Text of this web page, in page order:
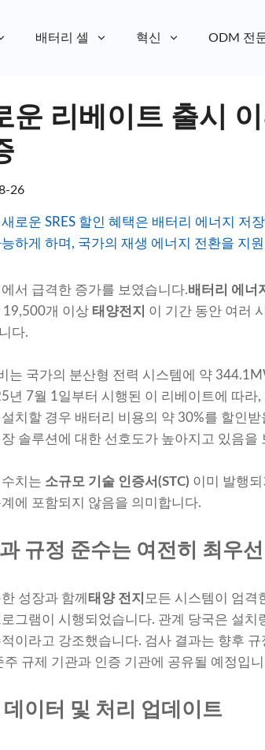
배터리 셀 혁신 ODM 전
운 리베이트 출시
26
로운 SRES 할인 혜택은 배터리 에너지 저
하게 하며, 국가의 재생 에너지 전환을 지
서 급격한 증가를 보였습니다.배터리 에너
19,500개 이상 태양전지 이 기간 동안 여러
다.
는 국가의 분산형 전력 시스템에 약
년 7월 1일부터 시행된 이 리베이트에 따
치할 경우 배터리 비용의 약 30%를 할인
솔루션에 대한 선호도가 높아지고 있음을
치는 소규모 기술 인증서(STC) 이미 발행
에 포함되지 않음을 의미합니다.
규정 준수는 여전히 최우
성장과 함께 태양 전지 모든 시스템이 엄격
그램이 시행되었습니다. 관계 당국은 설
이라고 강조했습니다. 검사 결과는 향후
주 규제 기관과 인증 기관에 공유될 예정입
데이터 및 처리 업데이트